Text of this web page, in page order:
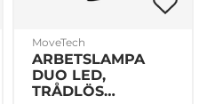
MoveTech
ARBETSLAMPA
DUO LED,
TRÅDLÖS